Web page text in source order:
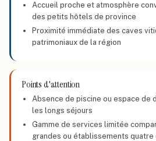
Accueil proche et atmosphère
des petits hôtels de province
Proximité immédiate des caves
patrimoniaux de la région
Points d'attention
Absence de piscine ou espace de
les longs séjours
Gamme de services limitée
grandes ou établissements